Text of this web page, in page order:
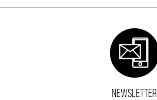
NEWSLETTER